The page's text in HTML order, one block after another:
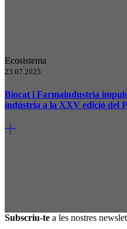
Ecosistema
23.07.2025
Biocat i Farmaindustria
indústria a la XXV edició del
Subscriu-te a les nostres